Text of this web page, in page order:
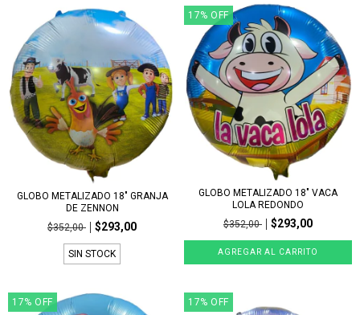
GLOBO METALIZADO 18" GRANJA
DE ZENNON
$352,00
$293,00
SIN STOCK
17% OFF
GLOBO METALIZADO 18" VACA
LOLA REDONDO
$352,00
$293,00
17% OFF 17% OFF